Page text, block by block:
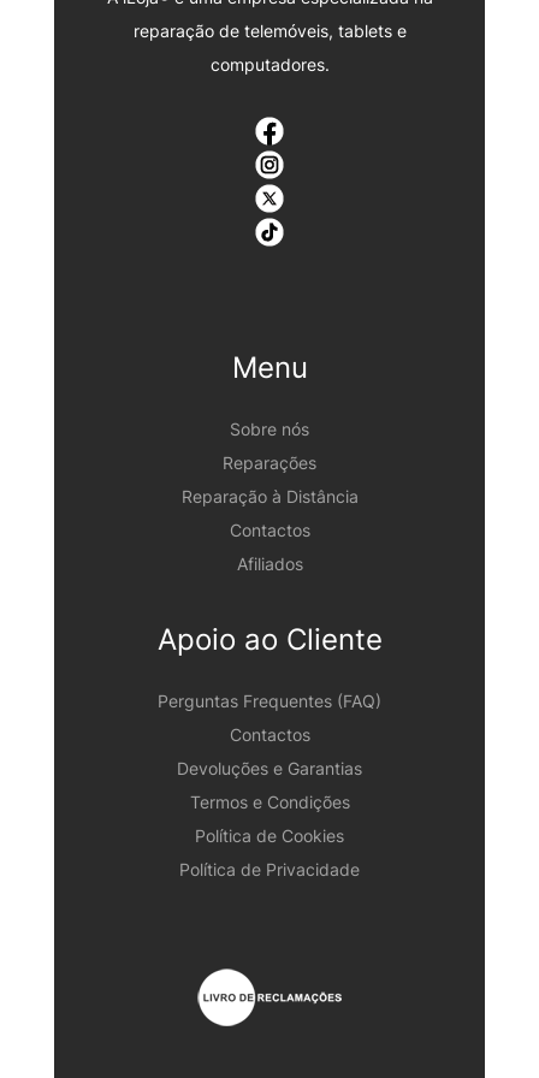
reparação de telemóveis, tablets e
computadores.
Menu
Sobre nós
Reparações
Reparação à Distância
Contactos
Afiliados
Apoio ao Cliente
Perguntas Frequentes (FAQ)
Contactos
Devoluções e Garantias
Termos e Condições
Política de Cookies
Política de Privacidade